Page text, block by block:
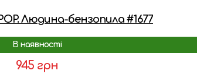
Людина-бензопила #1677
В наявності
945 грн